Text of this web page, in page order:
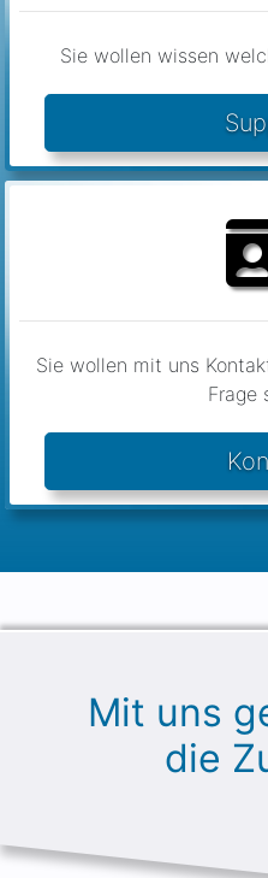
Sie wollen wissen
Sie wollen mit uns
Frage
die